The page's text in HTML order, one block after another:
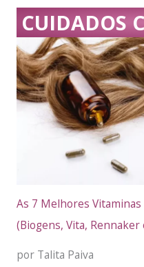
CUIDADOS
As 7 Melhores
(Biogens, Vita, Rennaker
por Talita Paiva